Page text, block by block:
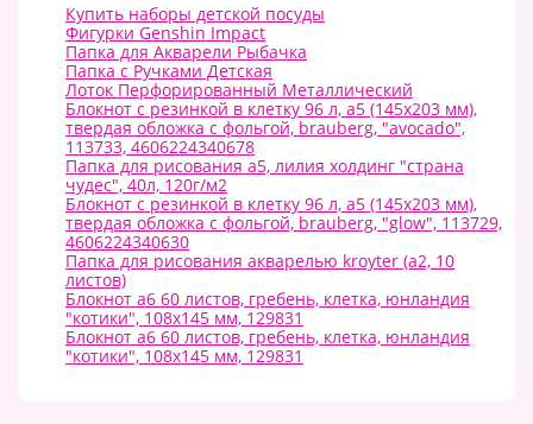
Купить наборы детской посуды
Фигурки Genshin Impact
Папка для Акварели Рыбачка
Папка с Ручками Детская
Лоток Перфорированный Металлический
Блокнот с резинкой в клетку 96 л, а5 (145х203 мм),
твердая обложка с фольгой, brauberg, "avocado",
113733, 4606224340678
Папка для рисования а5, лилия холдинг "страна
чудес", 40л, 120г/м2
Блокнот с резинкой в клетку 96 л, а5 (145х203 мм),
твердая обложка с фольгой, brauberg, "glow", 113729,
4606224340630
Папка для рисования акварелью kroyter (а2, 10
листов)
Блокнот а6 60 листов, гребень, клетка, юнландия
"котики", 108х145 мм, 129831
Блокнот а6 60 листов, гребень, клетка, юнландия
"котики", 108х145 мм, 129831